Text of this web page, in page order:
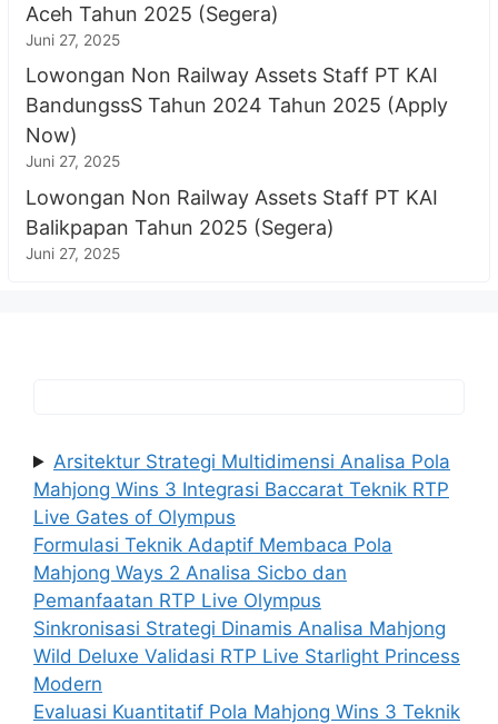
Aceh Tahun 2025 (Segera)
Juni 27, 2025
Lowongan Non Railway Assets Staff PT KAI
BandungssS Tahun 2024 Tahun 2025 (Apply
Now)
Juni 27, 2025
Lowongan Non Railway Assets Staff PT KAI
Balikpapan Tahun 2025 (Segera)
Juni 27, 2025
Arsitektur Strategi Multidimensi Analisa Pola
Mahjong Wins 3 Integrasi Baccarat Teknik RTP
Live Gates of Olympus
Formulasi Teknik Adaptif Membaca Pola
Mahjong Ways 2 Analisa Sicbo dan
Pemanfaatan RTP Live Olympus
Sinkronisasi Strategi Dinamis Analisa Mahjong
Wild Deluxe Validasi RTP Live Starlight Princess
Modern
Evaluasi Kuantitatif Pola Mahjong Wins 3 Teknik